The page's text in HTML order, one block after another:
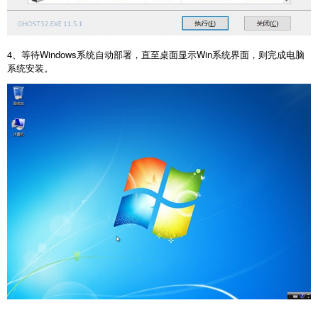
4、等待Windows系统自动部署，直至桌面显示Win系统界面，则完成电脑
系统安装。